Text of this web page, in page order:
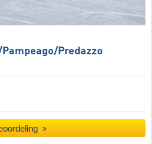
​Predazzo